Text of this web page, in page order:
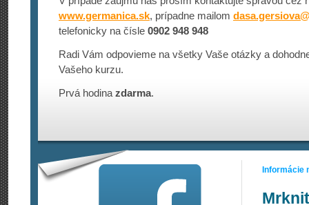
www.germanica.sk, prípadne mailom
telefonicky na čísle 0902 948 948
Radi Vám odpovieme na všetky Vaše otázky a
Vašeho kurzu.
Prvá hodina zdarma.
Informácie